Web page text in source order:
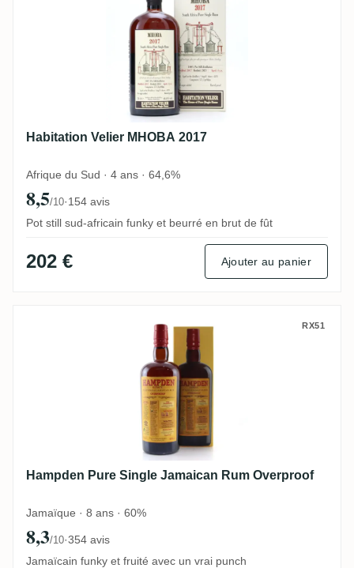
Habitation Velier MHOBA 2017
Afrique du Sud · 4 ans · 64,6%
8,5/10·154 avis
Pot still sud-africain funky et beurré en brut de fût
202 € Ajouter au panier
Hampden Pure Single Jamaican Rum
RX51
Hampden Pure Single Jamaican Rum Overproof
Jamaïque · 8 ans · 60%
8,3/10·354 avis
Jamaïcain funky et fruité avec un vrai punch